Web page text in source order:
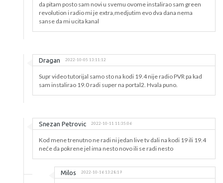
da pitam posto sam novi u svemu ovome instalirao sam green
revolution i radio mi je extra,medjutim evo dva dana nema
sanse da mi ucita kanal
Dragan 2022-10-05 13:11:12
Supr video tutorijal samo sto na kodi 19.4 nije radio PVR pa kad
sam instalirao 19.0 radi super na portal2. Hvala puno.
Snezan Petrovic 2022-10-11 11:35:06
Kod mene trenutno ne radi ni jedan live tv dali na kodi 19 ili 19.4
neće da pokrene jel ima nesto novo ili se radi nesto
Milos 2022-10-16 13:28:19